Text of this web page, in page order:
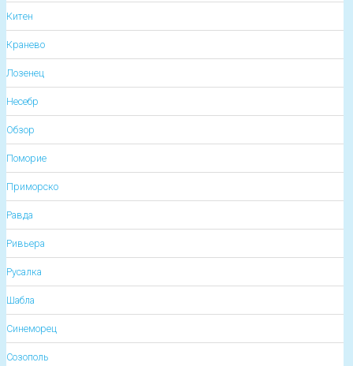
Китен
Кранево
Лозенец
Несебр
Обзор
Поморие
Приморско
Равда
Ривьера
Русалка
Шабла
Синеморец
Созополь